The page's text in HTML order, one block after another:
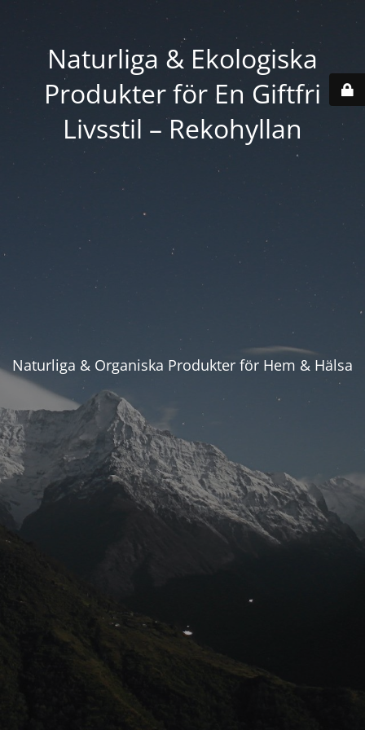
Naturliga & Ekologiska
Produkter för En Giftfri
Livsstil – Rekohyllan
Naturliga & Organiska Produkter för Hem & Hälsa